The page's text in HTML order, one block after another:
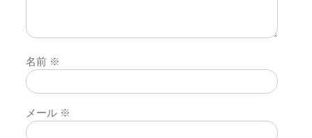
名前 ※
メール ※